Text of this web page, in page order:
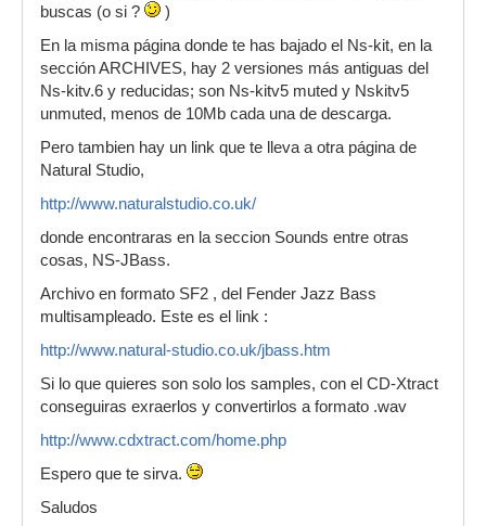
¿Conoceis alguna página que tenga estas
cosas?
buscas (o si ?
)
En la misma página donde te has bajado el Ns-kit, en la
sección ARCHIVES, hay 2 versiones más antiguas del
Ns-kitv.6 y reducidas; son Ns-kitv5 muted y Nskitv5
unmuted, menos de 10Mb cada una de descarga.
Pero tambien hay un link que te lleva a otra página de
Natural Studio,
http://www.naturalstudio.co.uk/
donde encontraras en la seccion Sounds entre otras
cosas, NS-JBass.
Archivo en formato SF2 , del Fender Jazz Bass
multisampleado. Este es el link :
http://www.natural-studio.co.uk/jbass.htm
Si lo que quieres son solo los samples, con el CD-Xtract
conseguiras exraerlos y convertirlos a formato .wav
http://www.cdxtract.com/home.php
Espero que te sirva.
Saludos